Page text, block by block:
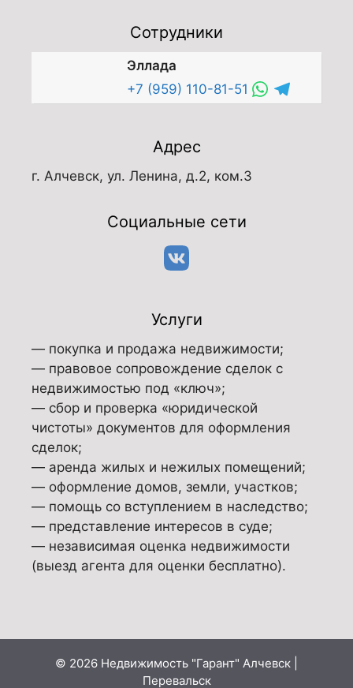
Услуги
— покупка и продажа недвижимости;
— правовое сопровождение сделок с
недвижимостью под «ключ»;
— сбор и проверка «юридической
чистоты» документов для оформления
сделок;
— аренда жилых и нежилых помещений;
— оформление домов, земли, участков;
— помощь со вступлением в наследство;
— представление интересов в суде;
— независимая оценка недвижимости
(выезд агента для оценки бесплатно).
Адрес
г. Алчевск, ул. Ленина, д.2, ком.3
Социальные сети
Сотрудники
Эллада
+7 (959) 110-81-51
© 2026 Недвижимость "Гарант" Алчевск |
Перевальск